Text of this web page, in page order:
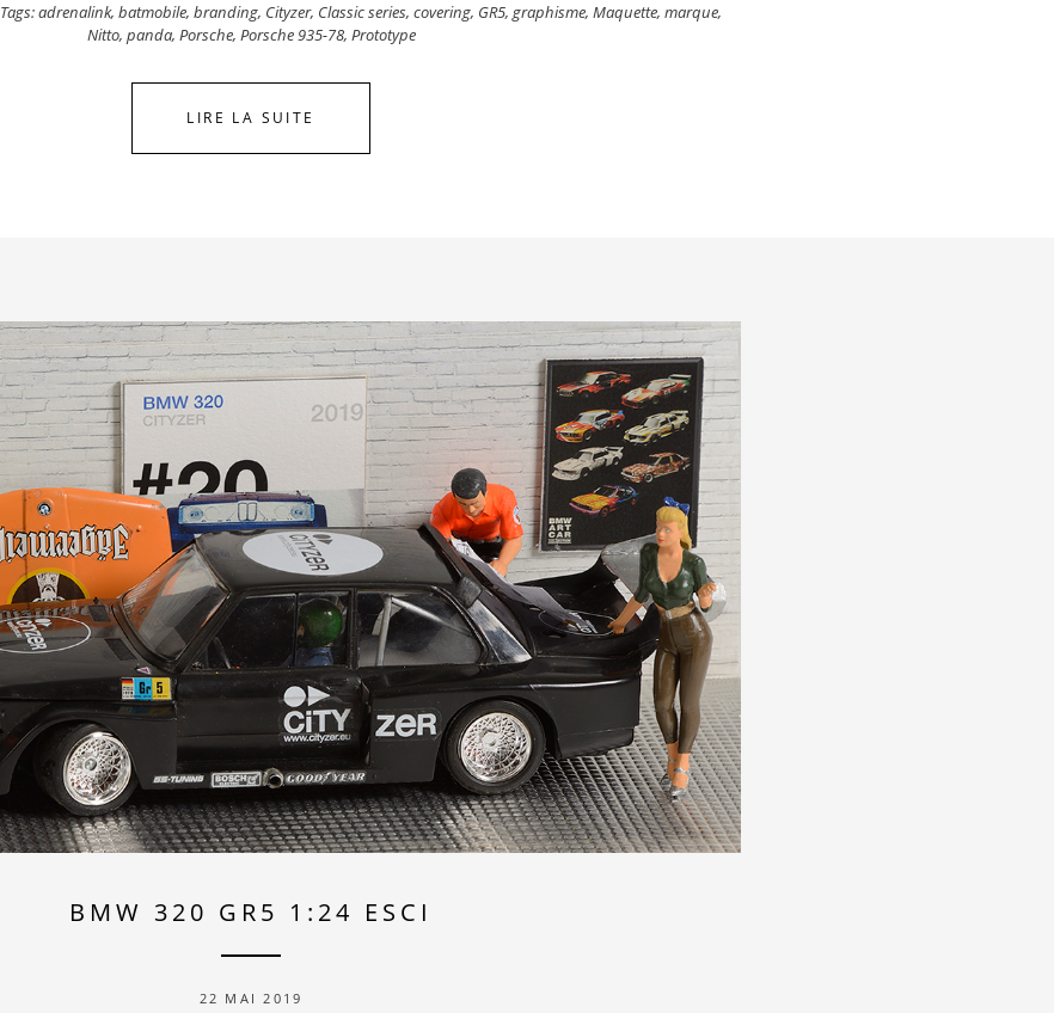
Tags:adrenalink, batmobile, branding, Cityzer, Classic series, covering, GR5, graphisme, Maquette, marque,
Nitto, panda, Porsche, Porsche 935-78, Prototype
LIRE LA SUITE
BMW 320 GR5 1:24 ESCI
22 MAI 2019